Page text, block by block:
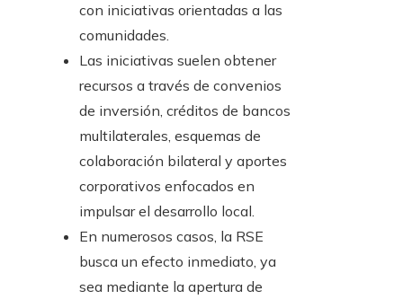
con iniciativas orientadas a las
comunidades.
Las iniciativas suelen obtener
recursos a través de convenios
de inversión, créditos de bancos
multilaterales, esquemas de
colaboración bilateral y aportes
corporativos enfocados en
impulsar el desarrollo local.
En numerosos casos, la RSE
busca un efecto inmediato, ya
sea mediante la apertura de